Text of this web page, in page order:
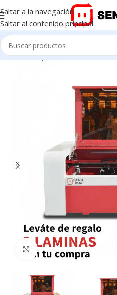
Saltar a la navegación
Saltar al contenido principal
Inicio/Máquinas Láser Co2/
Haga clic para ampliar